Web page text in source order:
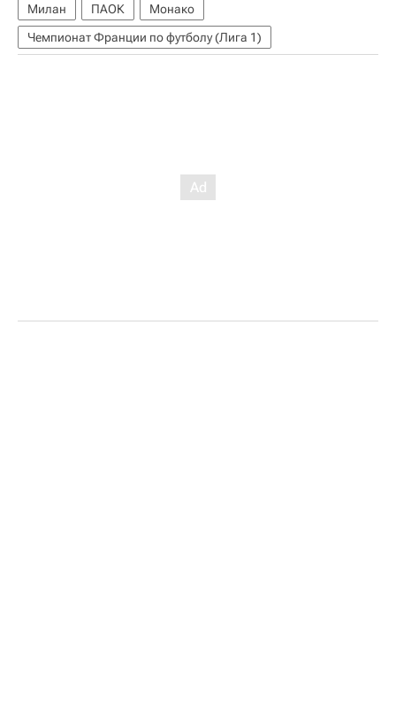
Милан
ПАОК
Монако
Чемпионат Франции по футболу (Лига 1)